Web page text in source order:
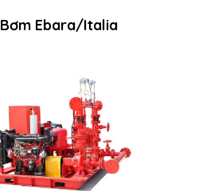
Bơm Ebara/Italia